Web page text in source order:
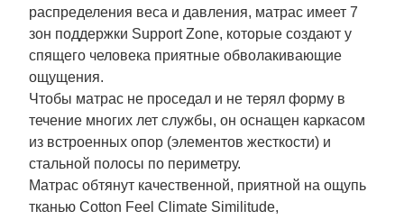
распределения веса и давления, матрас имеет 7
зон поддержки Support Zone, которые создают у
спящего человека приятные обволакивающие
ощущения.
Чтобы матрас не проседал и не терял форму в
течение многих лет службы, он оснащен каркасом
из встроенных опор (элементов жесткости) и
стальной полосы по периметру.
Матрас обтянут качественной, приятной на ощупь
тканью Cotton Feel Climate Similitude,